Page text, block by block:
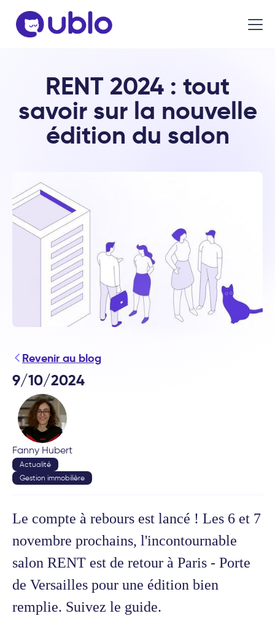
RENT 2024 : tout
savoir sur la nouvelle
édition du salon
Revenir au blog
9/10/2024
Fanny Hubert
Actualité
Gestion immobilière
Le compte à rebours est lancé ! Les 6 et 7
novembre prochains, l'incontournable
salon RENT est de retour à Paris - Porte
de Versailles pour une édition bien
remplie. Suivez le guide.